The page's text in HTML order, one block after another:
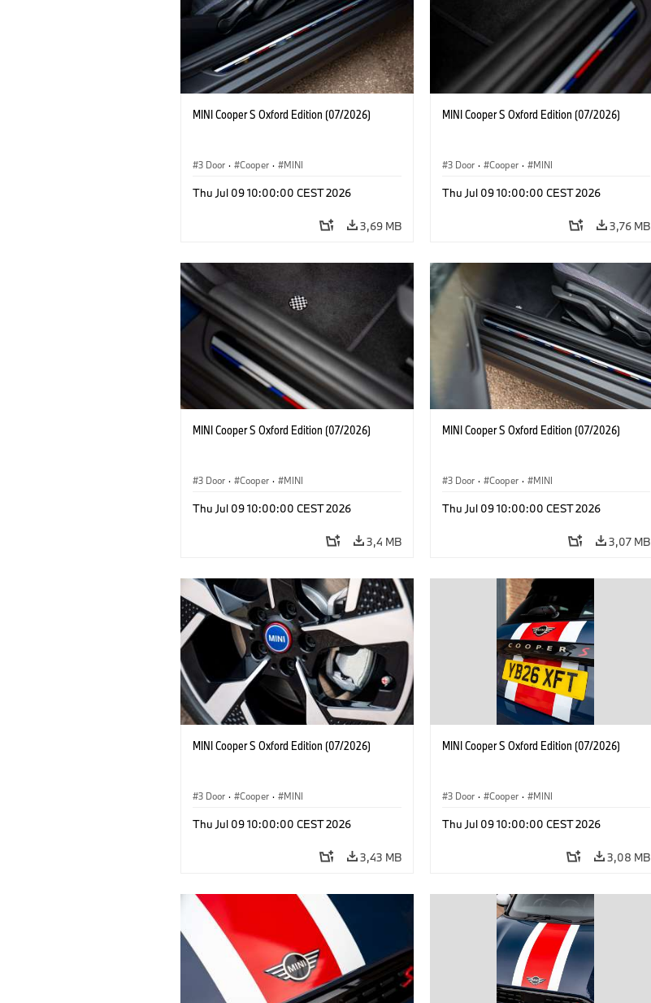
MINI Cooper S Oxford Edition (07/2026)
3 Door · Cooper · MINI
Thu Jul 09 10:00:00 CEST 2026
3,69 MB
MINI Cooper S Oxford Edition (07/2026)
3 Door · Cooper · MINI
Thu Jul 09 10:00:00 CEST 2026
3,76 MB
MINI Cooper S Oxford Edition (07/2026)
3 Door · Cooper · MINI
Thu Jul 09 10:00:00 CEST 2026
3,4 MB
MINI Cooper S Oxford Edition (07/2026)
3 Door · Cooper · MINI
Thu Jul 09 10:00:00 CEST 2026
3,07 MB
MINI Cooper S Oxford Edition (07/2026)
3 Door · Cooper · MINI
Thu Jul 09 10:00:00 CEST 2026
3,43 MB
MINI Cooper S Oxford Edition (07/2026)
3 Door · Cooper · MINI
Thu Jul 09 10:00:00 CEST 2026
3,08 MB